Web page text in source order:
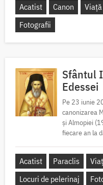
Acatist Canon Viață
Fotografii
Sfântul
Edessei
Pe 23 iunie
canonizarea
și Almopiei
fiecare an la
Acatist Paraclis
Locuri de pelerinaj